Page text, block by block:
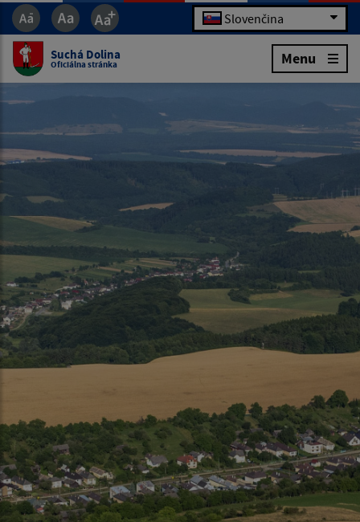
Slovenčina
Suchá Dolina
Oficiálna stránka Menu